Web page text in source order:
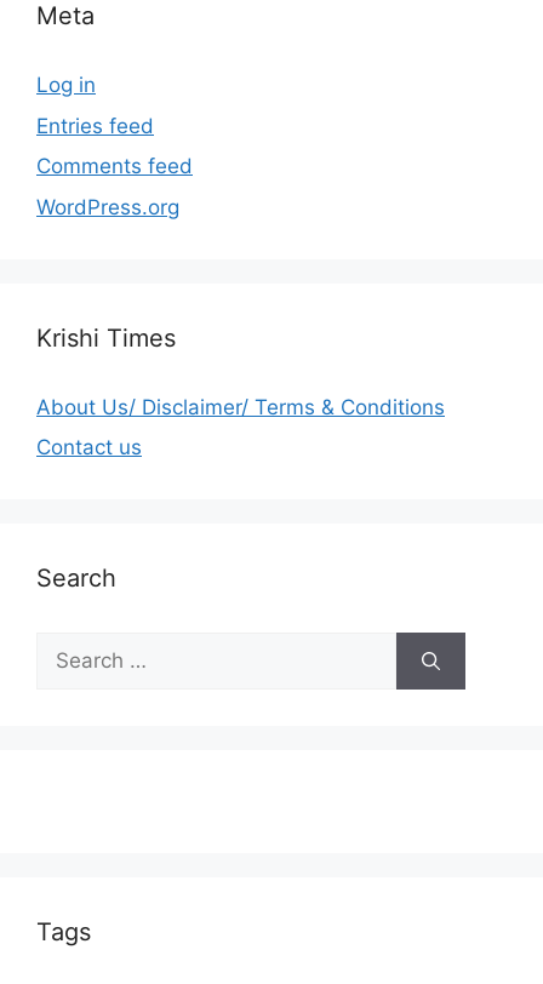
Meta
Log in
Entries feed
Comments feed
WordPress.org
Krishi Times
About Us/ Disclaimer/ Terms & Conditions
Contact us
Search
Tags